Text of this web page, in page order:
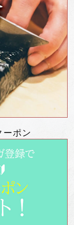
ーポン